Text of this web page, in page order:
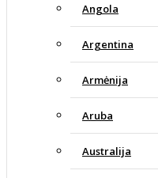
Angola
Argentina
Armėnija
Aruba
Australija